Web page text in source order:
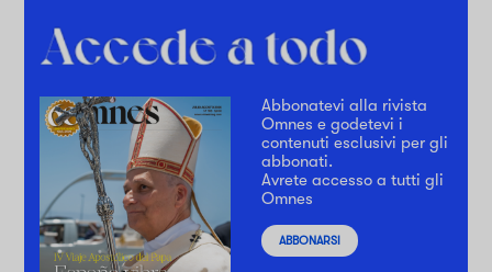
Abbonatevi alla rivista
Omnes e godetevi i
contenuti esclusivi per gli
abbonati.
Avrete accesso a tutti gli
Omnes
ABBONARSI